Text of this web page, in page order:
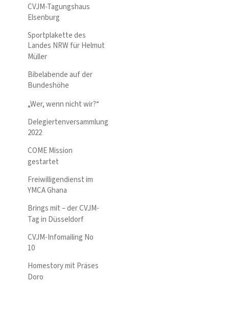
CVJM-Tagungshaus
Elsenburg
Sportplakette des
Landes NRW für Helmut
Müller
Bibelabende auf der
Bundeshöhe
„Wer, wenn nicht wir?“
Delegiertenversammlung
2022
COME Mission
gestartet
Freiwilligendienst im
YMCA Ghana
Brings mit – der CVJM-
Tag in Düsseldorf
CVJM-Infomailing No
10
Homestory mit Präses
Doro